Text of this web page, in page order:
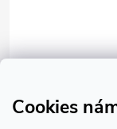
Cookies